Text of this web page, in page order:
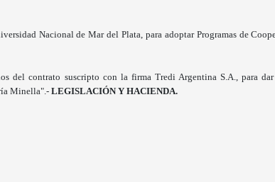
Nacional de Mar del Plata, para adoptar Programas de
del contrato suscripto con la firma Tredi Argentina S.A., para
Minella".- LEGISLACIÓN Y HACIENDA.